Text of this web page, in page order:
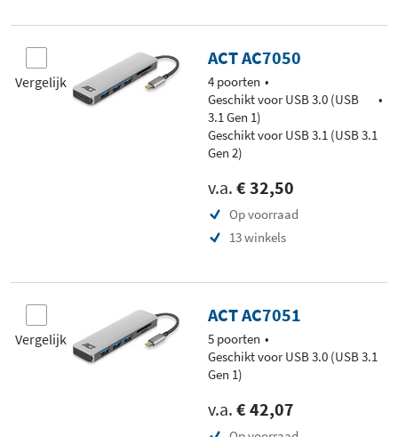
Vergelijk
ACT AC7050
4 poorten
Geschikt voor USB 3.0 (USB
3.1 Gen 1)
Geschikt voor USB 3.1 (USB 3.1
Gen 2)
v.a. € 32,50
Op voorraad
13 winkels
Vergelijk
ACT AC7051
5 poorten
Geschikt voor USB 3.0 (USB 3.1
Gen 1)
v.a. € 42,07